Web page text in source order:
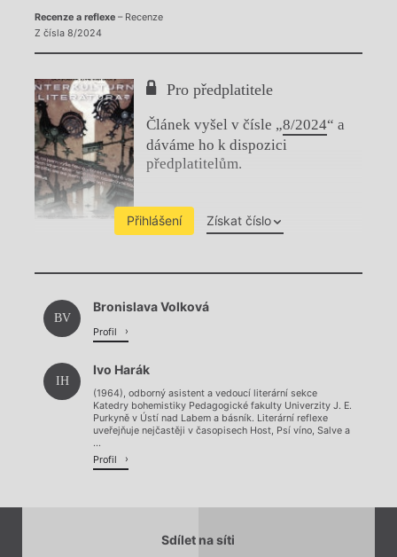
Recenze a reflexe– Recenze
Z čísla 8/2024
Pro předplatitele
Článek vyšel v čísle „8/2024“ a
dáváme ho k dispozici
předplatitelům.
Přihlášení Získat číslo
Chviličku.
Načítá se.
BV
Bronislava Volková
Profil
IH
Ivo Harák
(1964), odborný asistent a vedoucí literární sekce
Katedry bohemistiky Pedagogické fakulty Univerzity J. E.
Purkyně v Ústí nad Labem a básník. Literární reflexe
uveřejňuje nejčastěji v časopisech Host, Psí víno, Salve a
...
Profil
Sdílet na síti